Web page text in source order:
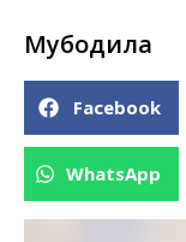
Мубодила
Facebook
WhatsApp